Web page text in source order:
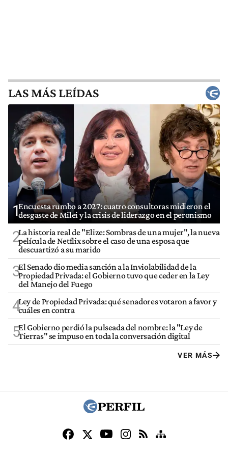
LAS MÁS LEÍDAS
1Encuesta rumbo a 2027: cuatro consultoras midieron el
desgaste de Milei y la crisis de liderazgo en el peronismo
2La historia real de "Elize: Sombras de una mujer", la nueva
película de Netflix sobre el caso de una esposa que
descuartizó a su marido
3El Senado dio media sanción a la Inviolabilidad de la
Propiedad Privada: el Gobierno tuvo que ceder en la Ley
del Manejo del Fuego
4Ley de Propiedad Privada: qué senadores votaron a favor y
cuáles en contra
5El Gobierno perdió la pulseada del nombre: la "Ley de
Tierras" se impuso en toda la conversación digital
VER MÁS